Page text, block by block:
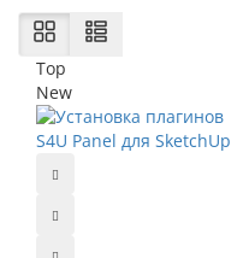
Top
New